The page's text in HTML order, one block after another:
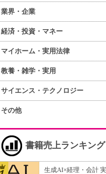
業界・企業
経済・投資・マネー
マイホーム・実用法律
教養・雑学・実用
サイエンス・テクノロジー
その他
書籍売上ランキング
生成AI×経理・会計